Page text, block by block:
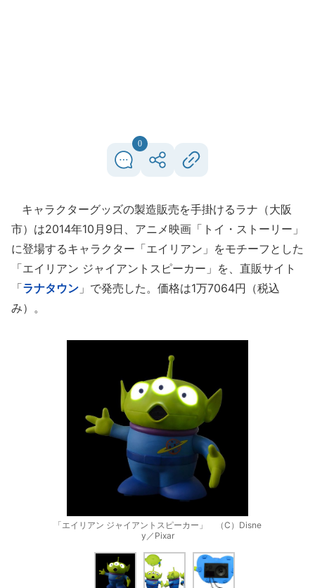
0
キャラクターグッズの製造販売を手掛けるラナ（大阪
市）は2014年10月9日、アニメ映画「トイ・ストーリー」
に登場するキャラクター「エイリアン」をモチーフとした
「エイリアン ジャイアントスピーカー」を、直販サイト
「ラナタウン 」で発売した。価格は1万7064円（税込
み）。
「エイリアン ジャイアントスピーカー」 （C）Disne
y／Pixar